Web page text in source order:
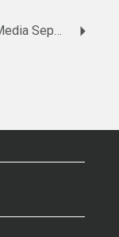
Media Sepultura 29, Fila 4, Patio 6, Línea Este del cementerio de San José